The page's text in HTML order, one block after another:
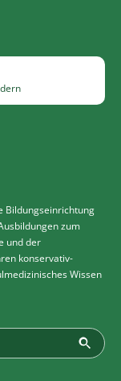
Bildungseinrichtung
zum
und der
konservativ-
Wissen